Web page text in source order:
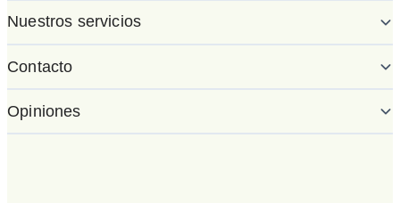
Nuestros servicios
Contacto
Opiniones